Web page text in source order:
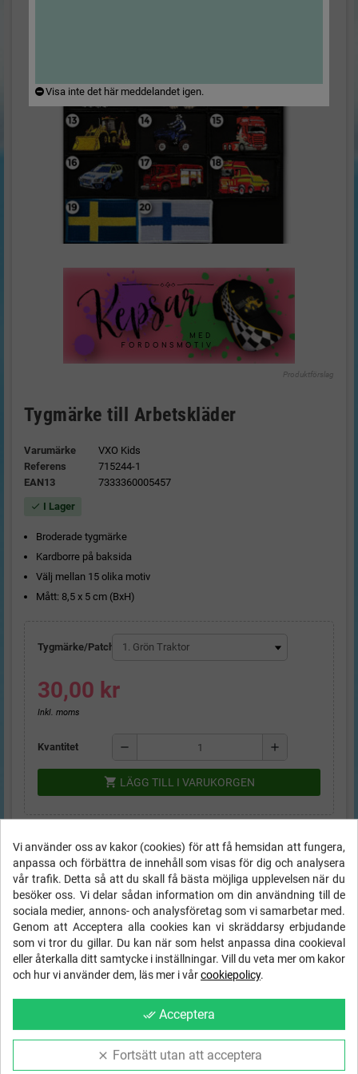
Produktförslag
Tygmärke till Arbetskläder
Varumärke
VXO Kids
Referens
715244-1
EAN13
7333360005457
check I Lager
Broderade tygmärke
Kardborre på baksida
Välj mellan 15 olika motiv
Mått: 8,5 x 5 cm (BxH)
Tygmärke/Patch
30,00 kr
Inkl. moms
Kvantitet remove add
shopping_cart LÄGG TILL I VARUKORGEN
FRI FRAKT
inom Sverige på order
över 1000 kr
Ångerrätt- 14 dagar - 30 dagar byte!
Trygg svensk e-handel med SSL
& betalning via Payson eller Swish
DETALJER
GSPR INFORMATION
Köp till extra tygmärke till byxorna eller jackan för att sätta personlig
Visa inte det här meddelandet igen.
Vi använder oss av kakor (cookies) för att få hemsidan att fungera,
anpassa och förbättra de innehåll som visas för dig och analysera
vår trafik. Detta så att du skall få bästa möjliga upplevelsen när du
besöker oss. Vi delar sådan information om din användning till de
sociala medier, annons- och analysföretag som vi samarbetar med.
Genom att Acceptera alla cookies kan vi skräddarsy erbjudande
som vi tror du gillar. Du kan när som helst anpassa dina cookieval
eller återkalla ditt samtycke i inställningar. Vill du veta mer om kakor
och hur vi använder dem, läs mer i vårcookiepolicy.
done_all Acceptera
clear Fortsätt utan att acceptera